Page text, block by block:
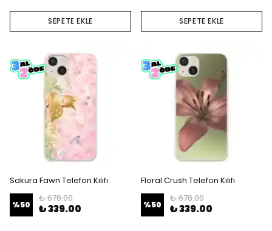
SEPETE EKLE SEPETE EKLE
Sakura Fawn Telefon Kılıfı
%50
₺ 678.00
₺ 339.00
Floral Crush Telefon Kılıfı
%50
₺ 678.00
₺ 339.00